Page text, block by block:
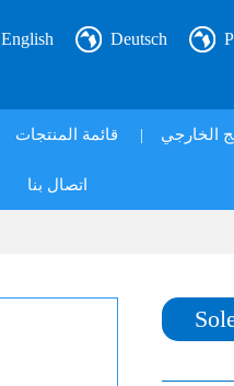
English Deutsch
الخارجي | قائمة المنتجات
اتصال بنا